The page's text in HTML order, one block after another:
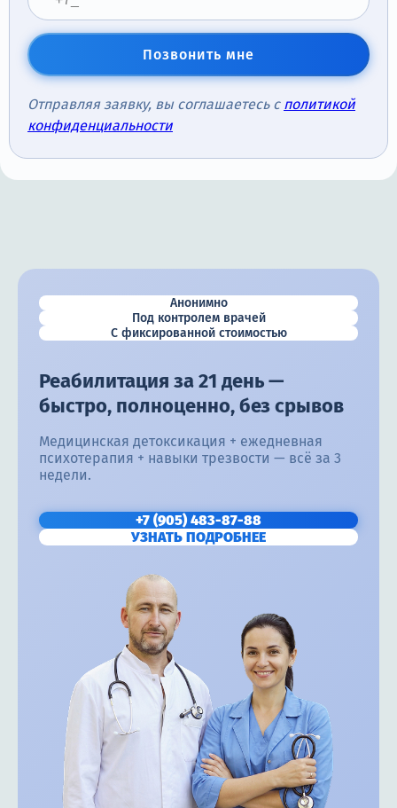
Позвонить мне
Отправляя заявку, вы соглашаетесь с политикой
конфиденциальности
Анонимно
Под контролем врачей
С фиксированной стоимостью
Реабилитация за 21 день —
быстро, полноценно, без срывов
Медицинская детоксикация + ежедневная
психотерапия + навыки трезвости — всё за 3
недели.
+7 (905) 483-87-88
УЗНАТЬ ПОДРОБНЕЕ